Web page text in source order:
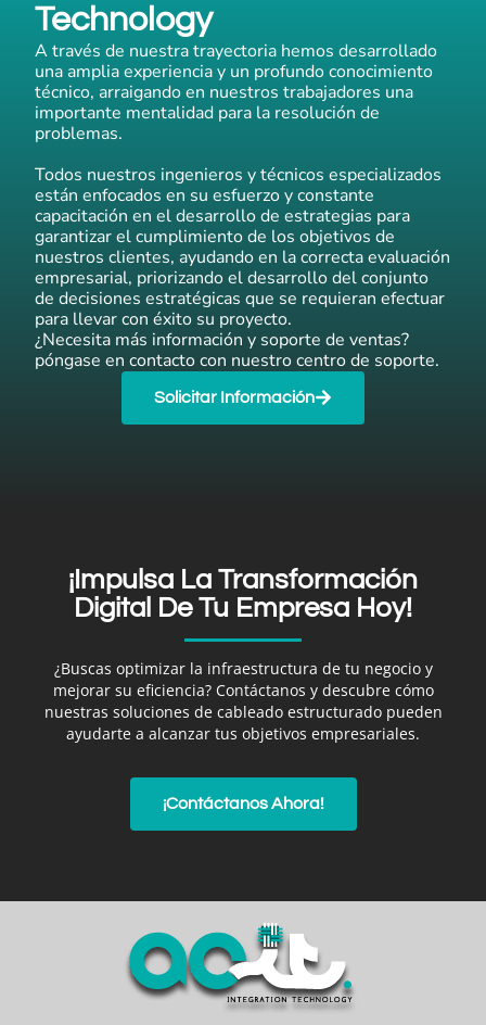
Technology
A través de nuestra trayectoria hemos desarrollado
una amplia experiencia y un profundo conocimiento
técnico, arraigando en nuestros trabajadores una
importante mentalidad para la resolución de
problemas.
Todos nuestros ingenieros y técnicos especializados
están enfocados en su esfuerzo y constante
capacitación en el desarrollo de estrategias para
garantizar el cumplimiento de los objetivos de
nuestros clientes, ayudando en la correcta evaluación
empresarial, priorizando el desarrollo del conjunto
de decisiones estratégicas que se requieran efectuar
para llevar con éxito su proyecto.
¿Necesita más información y soporte de ventas?
póngase en contacto con nuestro centro de soporte.
Solicitar Información
¡Impulsa La Transformación
Digital De Tu Empresa Hoy!
¿Buscas optimizar la infraestructura de tu negocio y
mejorar su eficiencia? Contáctanos y descubre cómo
nuestras soluciones de cableado estructurado pueden
ayudarte a alcanzar tus objetivos empresariales.
¡Contáctanos Ahora!